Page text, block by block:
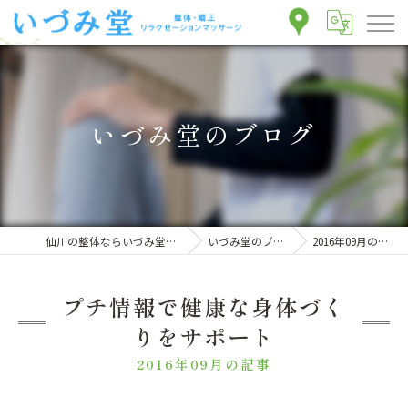
いづみ堂のブログ
仙川の整体ならいづみ堂整体院 いづみ堂のブログ 2016年09月の記事
プチ情報で健康な身体づく
りをサポート
2016年09月の記事